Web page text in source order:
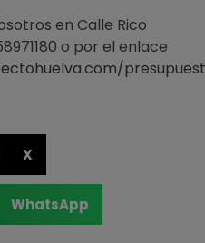
en Calle Rico
o por el enlace
X
WhatsApp